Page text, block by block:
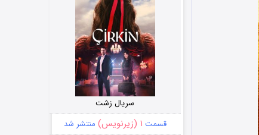
سریال زشت
قسمت ۱ (زیرنویس) منتشر شد